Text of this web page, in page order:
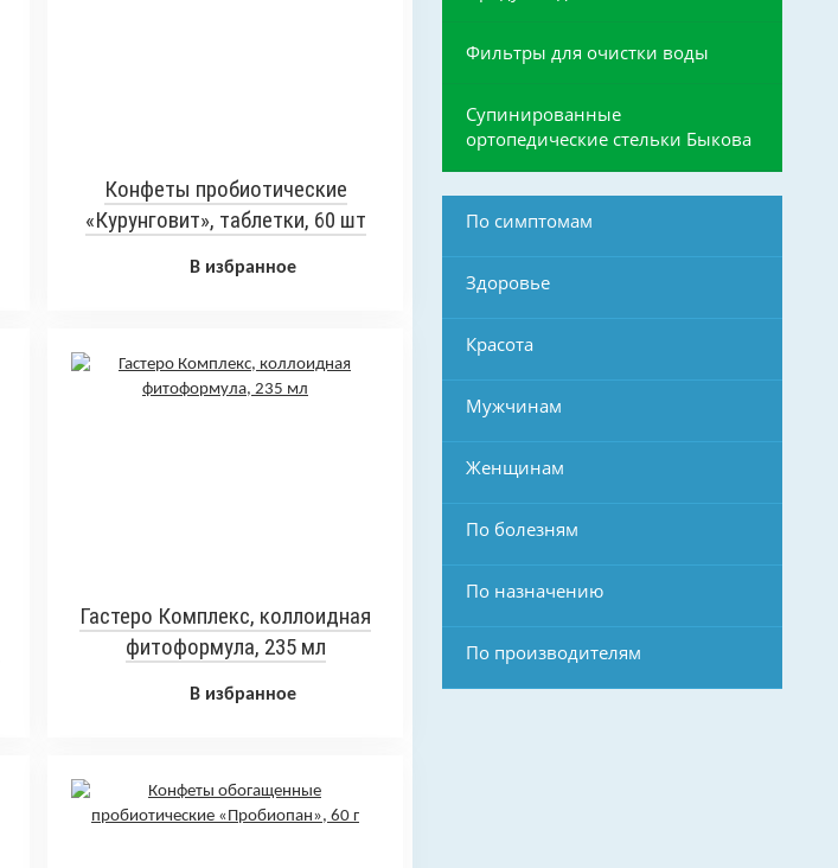
Конфеты пробиотические
«Курунговит», таблетки, 60 шт
В избранное
Гастеро Комплекс, коллоидная
фитоформула, 235 мл
В избранное
Фильтры для очистки воды
Супинированные
ортопедические стельки Быкова
По симптомам
Здоровье
Красота
Мужчинам
Женщинам
По болезням
По назначению
По производителям